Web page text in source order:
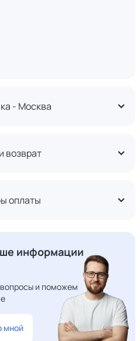
- Москва
возврат
оплаты
информации
и поможем
мной